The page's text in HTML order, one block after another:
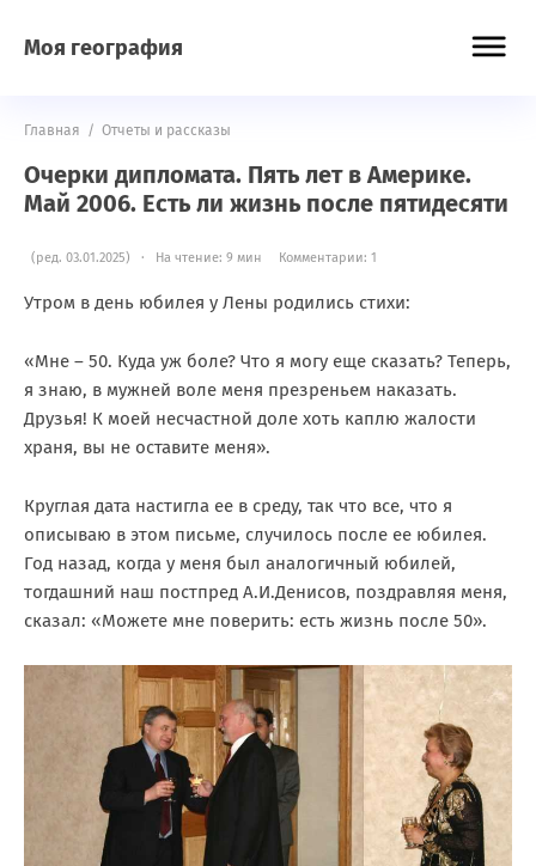
Моя география
Главная / Отчеты и рассказы
Очерки дипломата. Пять лет в Америке.
Май 2006. Есть ли жизнь после пятидесяти
(ред. 03.01.2025) · На чтение: 9 мин Комментарии: 1
Утром в день юбилея у Лены родились стихи:
«Мне – 50. Куда уж боле? Что я могу еще сказать? Теперь,
я знаю, в мужней воле меня презреньем наказать.
Друзья! К моей несчастной доле хоть каплю жалости
храня, вы не оставите меня».
Круглая дата настигла ее в среду, так что все, что я
описываю в этом письме, случилось после ее юбилея.
Год назад, когда у меня был аналогичный юбилей,
тогдашний наш постпред А.И.Денисов, поздравляя меня,
сказал: «Можете мне поверить: есть жизнь после 50».